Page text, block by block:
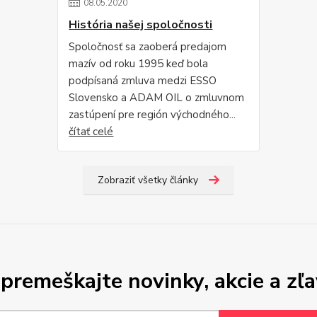
08.05.2020
História našej spoločnosti
Spoločnosť sa zaoberá predajom
mazív od roku 1995 keď bola
podpísaná zmluva medzi ESSO
Slovensko a ADAM OIL o zmluvnom
zastúpení pre región východného...
čítať celé
Zobraziť všetky články
novinky, akcie a